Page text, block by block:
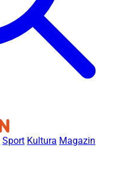
Sport Kultura Magazin